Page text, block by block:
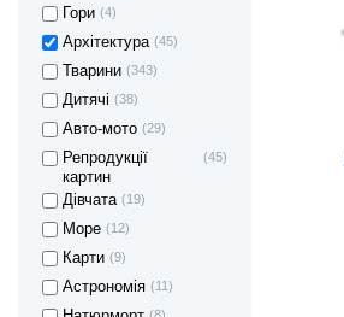
Гори (4)
Архітектура (45)
Тварини (343)
Дитячі (38)
Авто-мото (29)
Репродукції
картин
(45)
Дівчата (19)
Море (12)
Карти (9)
Астрономія (11)
(8)